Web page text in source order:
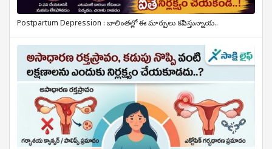
Postpartum Depression : బాలింతల్లో ఈ మార్పులు కనిపిస్తున్నాయ..